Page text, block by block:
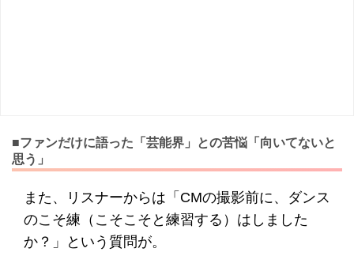
■ファンだけに語った「芸能界」との苦悩「向いてないと
思う」
また、リスナーからは「CMの撮影前に、ダンス
のこそ練（こそこそと練習する）はしました
か？」という質問が。